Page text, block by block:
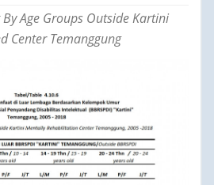
Age Groups Outside Kartini
Center Temanggung